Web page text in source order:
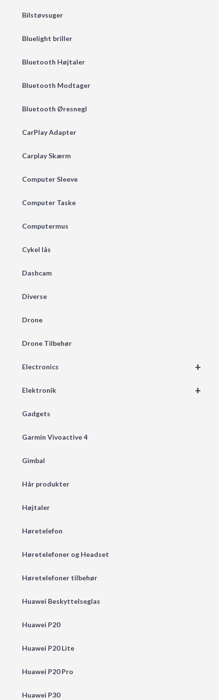
Bilstøvsuger
Bluelight briller
Bluetooth Højtaler
Bluetooth Modtager
Bluetooth Øresnegl
CarPlay Adapter
Carplay Skærm
Computer Sleeve
Computer Taske
Computermus
Cykel lås
Dashcam
Diverse
Drone
Drone Tilbehør
+
Electronics
+
Elektronik
Gadgets
Garmin Vivoactive 4
Gimbal
Hår produkter
Højtaler
Høretelefon
Høretelefoner og Headset
Høretelefoner tilbehør
Huawei Beskyttelseglas
Huawei P20
Huawei P20 Lite
Huawei P20 Pro
Huawei P30